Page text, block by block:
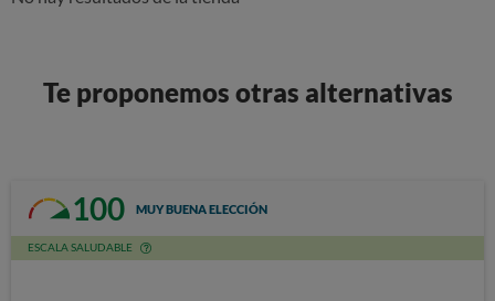
Te proponemos otras alternativas
100 MUY BUENA ELECCIÓN
ESCALA SALUDABLE